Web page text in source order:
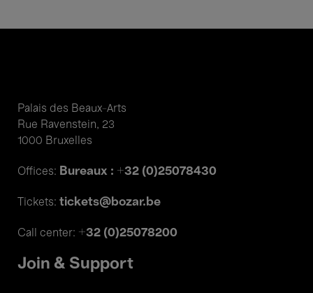
Palais des Beaux-Arts
Rue Ravenstein, 23
1000 Bruxelles
Offices: Bureaux : +32 (0)25078430
Tickets: tickets@bozar.be
Call center: +32 (0)25078200
Join & Support